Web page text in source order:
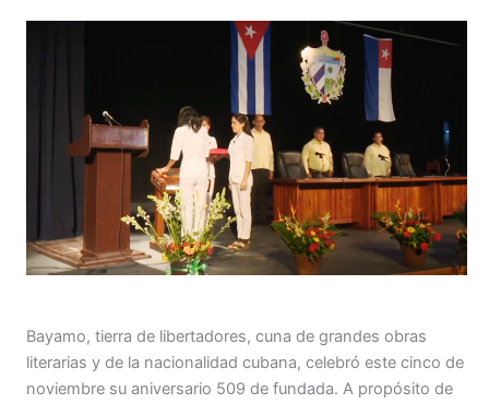
Bayamo, tierra de libertadores, cuna de grandes obras
literarias y de la nacionalidad cubana, celebró este cinco de
noviembre su aniversario 509 de fundada. A propósito de